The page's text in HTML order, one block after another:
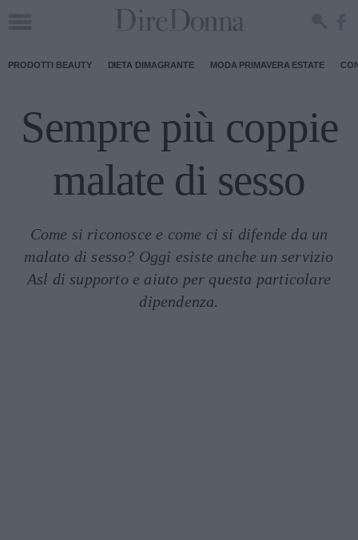
PRODOTTI BEAUTY DIETA DIMAGRANTE MODA PRIMAVERA ESTATE
Sempre più coppie
malate di sesso
Come si riconosce e come ci si difende da un
malato di sesso? Oggi esiste anche un servizio
Asl di supporto e aiuto per questa particolare
dipendenza.